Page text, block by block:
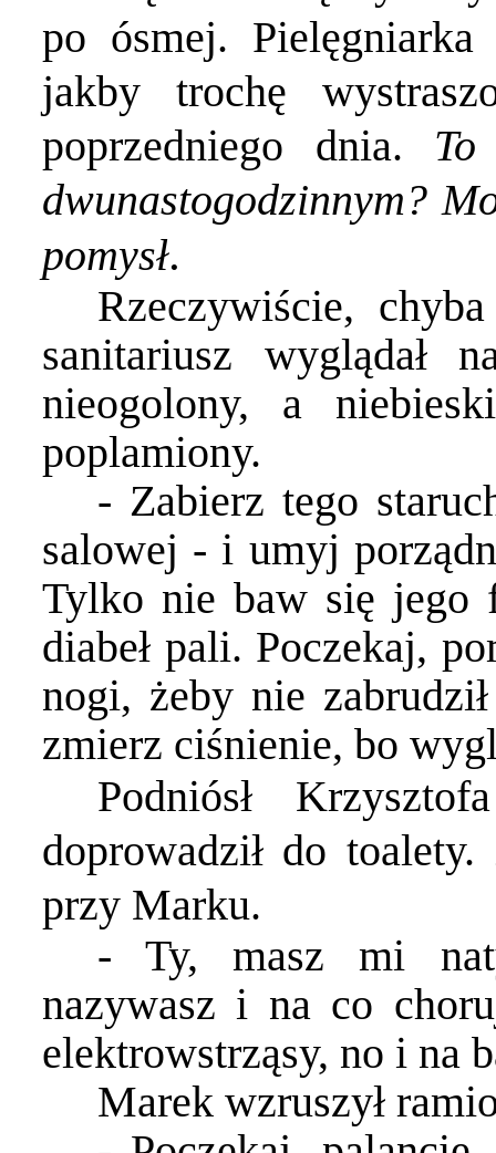
po ósmej.
jakby trochę
poprzedniego dnia.
dwunastogodzinnym?
pomysł.
Rzeczywiście,
sanitariusz wyglądał
nieogolony, a
poplamiony.
- Zabierz tego
salowej - i umyj
Tylko nie baw się jego
diabeł pali. Poczekaj,
nogi, żeby nie
zmierz ciśnienie, bo
Podniósł
doprowadził do
przy Marku.
- Ty, masz mi
nazywasz i na co
elektrowstrząsy, no i na
Marek wzruszył